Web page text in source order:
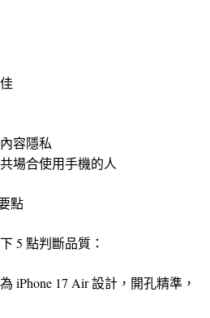
容隱私
場合使用手機的人
點
5 點判斷品質：
iPhone 17 Air 設計，開孔精準，